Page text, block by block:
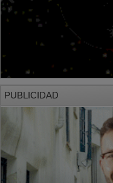
PUBLICIDAD